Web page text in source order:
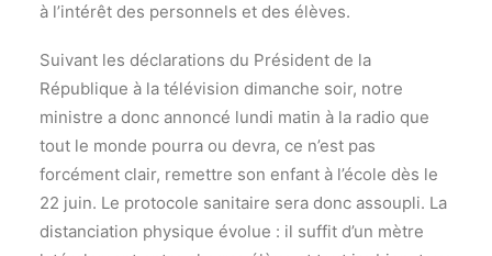
à l’intérêt des personnels et des élèves.
Suivant les déclarations du Président de la
République à la télévision dimanche soir, notre
ministre a donc annoncé lundi matin à la radio que
tout le monde pourra ou devra, ce n’est pas
forcément clair, remettre son enfant à l’école dès le
22 juin. Le protocole sanitaire sera donc assoupli. La
distanciation physique évolue : il suffit d’un mètre